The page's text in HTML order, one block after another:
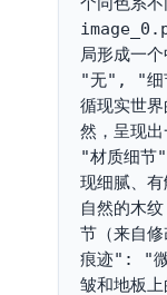
局形成一
"无", "细
循现实世
然，呈现
"材质细
现细腻、
自然的木
节（来自
痕迹": "微
皱和地板